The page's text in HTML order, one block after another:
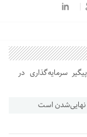
اقتصادی پیگیر سرمایه‌گذاری در
نهایی‌شدن است